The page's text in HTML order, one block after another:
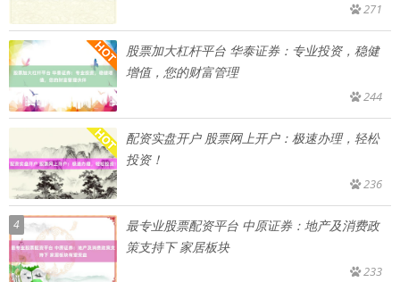
271
股票加大杠杆平台 华泰证券：专业投资，稳健
增值，您的财富管理
244
配资实盘开户 股票网上开户：极速办理，轻松
投资！
236
4
最专业股票配资平台 中原证券：地产及消费政
策支持下 家居板块
233